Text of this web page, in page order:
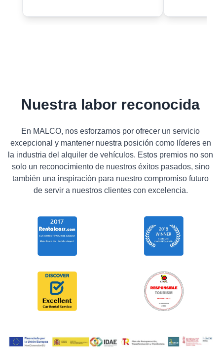
Nuestra labor reconocida
En MALCO, nos esforzamos por ofrecer un servicio
excepcional y mantener nuestra posición como líderes en
la industria del alquiler de vehículos. Estos premios no son
solo un reconocimiento de nuestros éxitos pasados, sino
también una inspiración para nuestro compromiso futuro
de servir a nuestros clientes con excelencia.